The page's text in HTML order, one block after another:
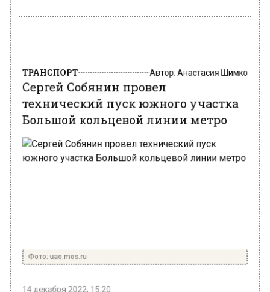
Сергей Собянин провел
технический пуск южного участка
Большой кольцевой линии метро